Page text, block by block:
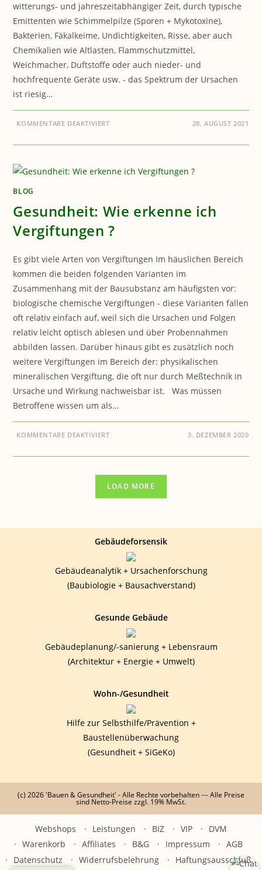
witterungs- und jahreszeitabhängiger Zeit, durch typische
Emittenten wie Schimmelpilze (Sporen + Mykotoxine),
Bakterien, Fäkalkeime, Undichtigkeiten, Risse, aber auch
Chemikalien wie Altlasten, Flammschutzmittel,
Weichmacher, Duftstoffe oder auch nieder- und
hochfrequente Geräte usw. - das Spektrum der Ursachen
ist riesig…
KOMMENTARE DEAKTIVIERTFÜR
MACHT
BAUBIOLOGE
?
28. AUGUST 2021
BLOG
Gesundheit: Wie erkenne ich
Vergiftungen ?
Es gibt viele Arten von Vergiftungen Im häuslichen Bereich
kommen die beiden folgenden Varianten im
Zusammenhang mit der Bausubstanz am häufigsten vor:
biologische chemische Vergiftungen - diese Varianten fallen
oft relativ einfach auf, weil sich die Ursachen und Folgen
relativ leicht optisch ablesen und über Probennahmen
abbilden lassen. Darüber hinaus gibt es zusätzlich noch
weitere Vergiftungen im Bereich der: physikalischen
mineralischen Vergiftung, die oft nur durch Meßtechnik in
Ursache und Wirkung nachweisbar ist. Was müssen
Betroffene wissen um als…
KOMMENTARE DEAKTIVIERTFÜR
ERKENNE
VERGIFTUNGEN
3. DEZEMBER 2020
LOAD MORE
Gebäudeforsensik
Gebäudeanalytik + Ursachenforschung
(Baubiologie + Bausachverstand)
Gesunde Gebäude
Gebäudeplanung/-sanierung + Lebensraum
(Architektur + Energie + Umwelt)
Wohn-/Gesundheit
Hilfe zur Selbsthilfe/Prävention +
Baustellenüberwachung
(Gesundheit + SiGeKo)
(c) 2026 'Bauen & Gesundheit' - Alle Rechte vorbehalten --- Alle Preise
sind Netto-Preise zzgl. 19% MwSt.
Webshops Leistungen BIZ VIP
DVM
Warenkorb
Affiliates B&G Impressum
AGB
Datenschutz
Widerrufsbelehrung
Haftungsausschluß